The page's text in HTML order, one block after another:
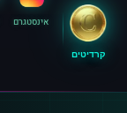
קרדיטים
אינסטגרם